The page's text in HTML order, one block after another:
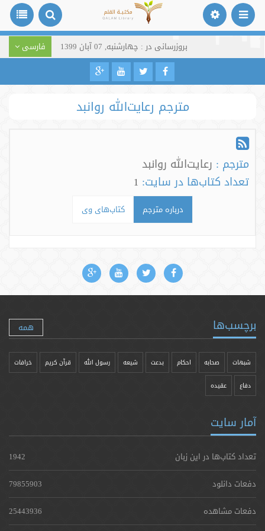
بروزرسانی در : چهارشنبه, 07 آبان 1399 فارسی
مترجم رعایت‌الله روانبد
مترجم : رعایت‌الله روانبد
تعداد کتاب‌ها در سایت: 1
درباره مترجم کتاب‌های وی
برچسب‌ها همه
شبهات صحابه احکام بدعت شیعه رسول الله قرآن کریم خرافات
دفاع عقیده
آمار سایت
تعداد کتاب‌ها در این زبان
1942
دفعات دانلود
79855903
دفعات مشاهده
25443936